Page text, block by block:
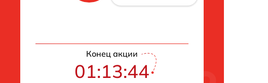
Конец акции
01:13:43